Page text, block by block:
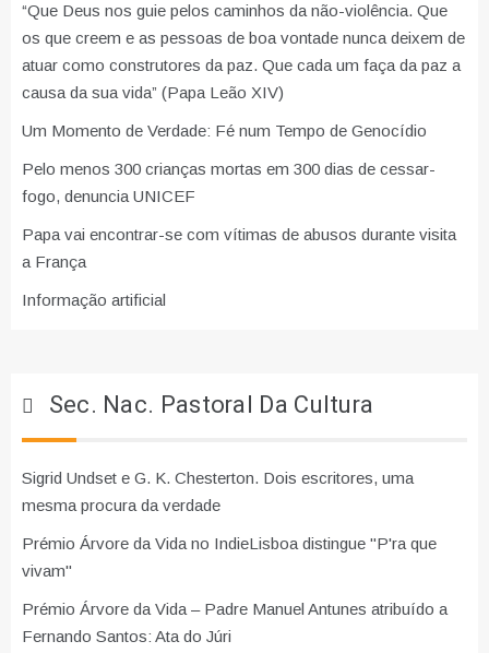
“Que Deus nos guie pelos caminhos da não-violência. Que
os que creem e as pessoas de boa vontade nunca deixem de
atuar como construtores da paz. Que cada um faça da paz a
causa da sua vida” (Papa Leão XIV)
Um Momento de Verdade: Fé num Tempo de Genocídio
Pelo menos 300 crianças mortas em 300 dias de cessar-
fogo, denuncia UNICEF
Papa vai encontrar-se com vítimas de abusos durante visita
a França
Informação artificial
Sec. Nac. Pastoral Da Cultura
Sigrid Undset e G. K. Chesterton. Dois escritores, uma
mesma procura da verdade
Prémio Árvore da Vida no IndieLisboa distingue "P'ra que
vivam"
Prémio Árvore da Vida – Padre Manuel Antunes atribuído a
Fernando Santos: Ata do Júri